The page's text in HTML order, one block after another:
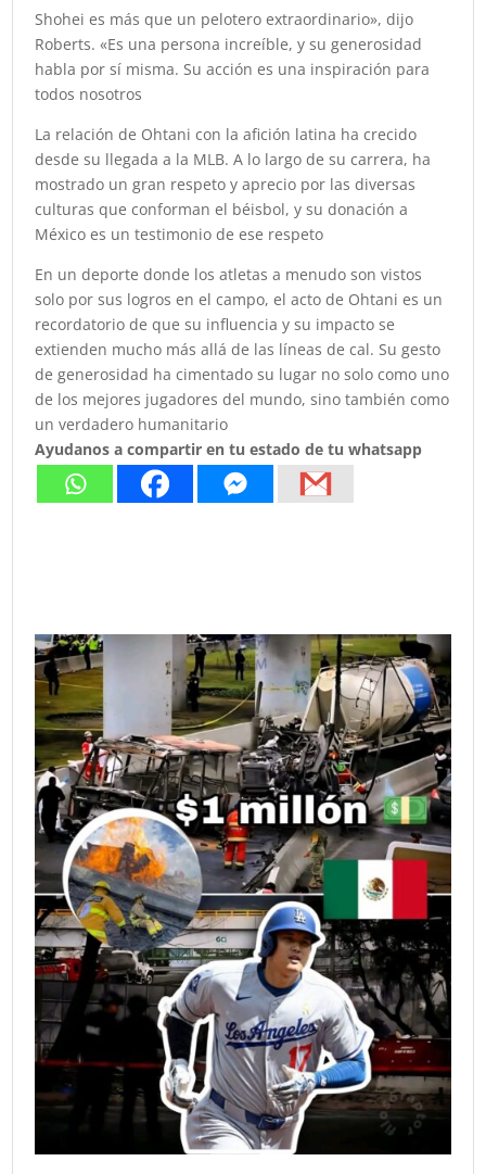
Shohei es más que un pelotero extraordinario», dijo
Roberts. «Es una persona increíble, y su generosidad
habla por sí misma. Su acción es una inspiración para
todos nosotros
La relación de Ohtani con la afición latina ha crecido
desde su llegada a la MLB. A lo largo de su carrera, ha
mostrado un gran respeto y aprecio por las diversas
culturas que conforman el béisbol, y su donación a
México es un testimonio de ese respeto
En un deporte donde los atletas a menudo son vistos
solo por sus logros en el campo, el acto de Ohtani es un
recordatorio de que su influencia y su impacto se
extienden mucho más allá de las líneas de cal. Su gesto
de generosidad ha cimentado su lugar no solo como uno
de los mejores jugadores del mundo, sino también como
un verdadero humanitario
Ayudanos a compartir en tu estado de tu whatsapp